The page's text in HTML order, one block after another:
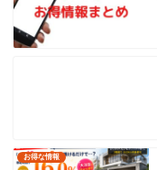
お得な情報